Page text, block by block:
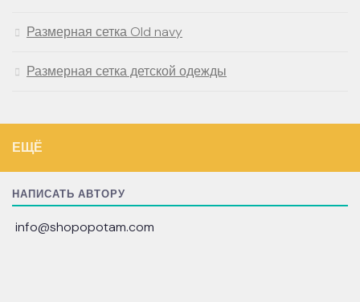
Размерная сетка Old navy
Размерная сетка детской одежды
ЕЩЁ
НАПИСАТЬ АВТОРУ
info@shopopotam.com